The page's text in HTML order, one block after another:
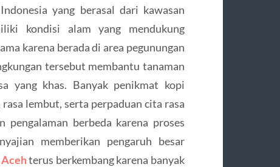
yang berasal dari kawasan
kondisi alam yang mendukung
karena berada di area pegunungan
tersebut membantu tanaman
yang khas. Banyak penikmat kopi
lembut, serta perpaduan cita rasa
pengalaman berbeda karena proses
memberikan pengaruh besar
terus berkembang karena banyak